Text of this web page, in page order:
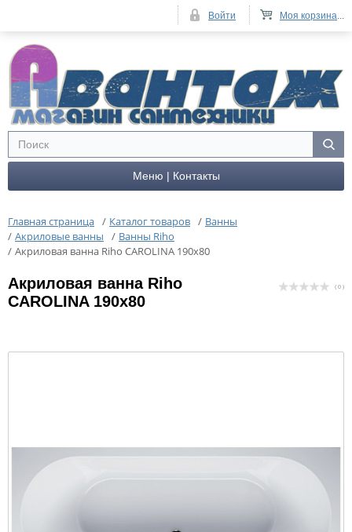
Меню | Контакты
Главная страница / Каталог товаров / Ванны
/ Акриловые ванны / Ванны Riho
/ Акриловая ванна Riho CAROLINA 190x80
Акриловая ванна Riho
CAROLINA 190x80
( 0 )
Моя корзина...
Войти